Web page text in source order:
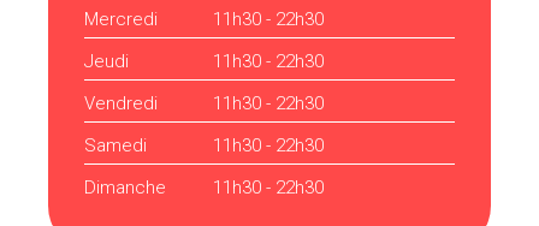
Mercredi
11h30 - 22h30
Jeudi
11h30 - 22h30
Vendredi
11h30 - 22h30
Samedi
11h30 - 22h30
Dimanche
11h30 - 22h30